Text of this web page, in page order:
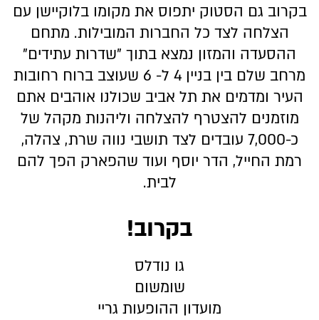
בקרוב גם הסטוק יתפוס את מקומו בלוקיישן עם
הצלחה לצד כל החברות המובילות. מתחם
ההסעדה והמזון נמצא בתוך "שדרות עתידים"
מרחב שלם בין בניין 4 ל- 6 שעוצב ברוח רחובות
העיר ומדמים את תל אביב שכולנו אוהבים אתם
מוזמנים להצטרף להצלחה וליהנות מקהל של
כ-7,000 עובדים לצד תושבי נווה שרת, צהלה,
רמת החייל, הדר יוסף ועוד שהפארק הפך להם
לבית.
בקרוב!
גו נודלס
שומשום
מועדון ההופעות גריי